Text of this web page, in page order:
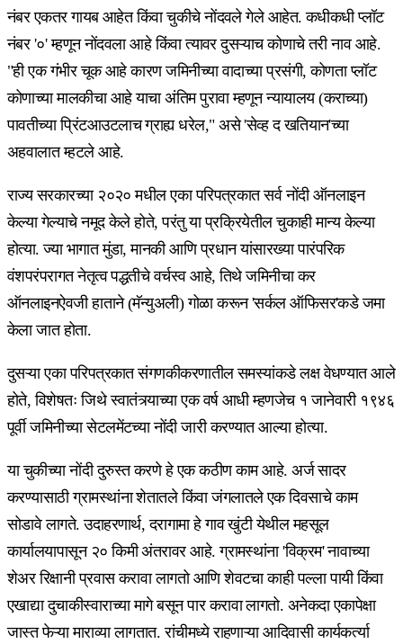
नंबर एकतर गायब आहेत किंवा चुकीचे नोंदवले गेले आहेत. कधीकधी प्लॉट
नंबर '०' म्हणून नोंदवला आहे किंवा त्यावर दुसऱ्याच कोणाचे तरी नाव आहे.
"ही एक गंभीर चूक आहे कारण जमिनीच्या वादाच्या प्रसंगी, कोणता प्लॉट
कोणाच्या मालकीचा आहे याचा अंतिम पुरावा म्हणून न्यायालय (कराच्या)
पावतीच्या प्रिंटआउटलाच ग्राह्य धरेल," असे 'सेव्ह द खतियान'च्या
अहवालात म्हटले आहे.
राज्य सरकारच्या २०२० मधील एका परिपत्रकात सर्व नोंदी ऑनलाइन
केल्या गेल्याचे नमूद केले होते, परंतु या प्रक्रियेतील चुकाही मान्य केल्या
होत्या. ज्या भागात मुंडा, मानकी आणि प्रधान यांसारख्या पारंपरिक
वंशपरंपरागत नेतृत्व पद्धतीचे वर्चस्व आहे, तिथे जमिनीचा कर
ऑनलाइनऐवजी हाताने (मॅन्युअली) गोळा करून 'सर्कल ऑफिसर'कडे जमा
केला जात होता.
दुसऱ्या एका परिपत्रकात संगणकीकरणातील समस्यांकडे लक्ष वेधण्यात आले
होते, विशेषतः जिथे स्वातंत्र्याच्या एक वर्ष आधी म्हणजेच १ जानेवारी १९४६
पूर्वी जमिनीच्या सेटलमेंटच्या नोंदी जारी करण्यात आल्या होत्या.
या चुकीच्या नोंदी दुरुस्त करणे हे एक कठीण काम आहे. अर्ज सादर
करण्यासाठी ग्रामस्थांना शेतातले किंवा जंगलातले एक दिवसाचे काम
सोडावे लागते. उदाहरणार्थ, दरागामा हे गाव खुंटी येथील महसूल
कार्यालयापासून २० किमी अंतरावर आहे. ग्रामस्थांना 'विक्रम' नावाच्या
शेअर रिक्षानी प्रवास करावा लागतो आणि शेवटचा काही पल्ला पायी किंवा
एखाद्या दुचाकीस्वाराच्या मागे बसून पार करावा लागतो. अनेकदा एकापेक्षा
जास्त फेऱ्या माराव्या लागतात. रांचीमध्ये राहणाऱ्या आदिवासी कार्यकर्त्या